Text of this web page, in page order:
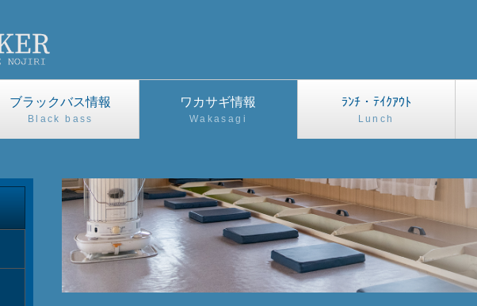
ブラックバス情報
Black bass
ワカサギ情報
Wakasagi
ﾗﾝﾁ・ﾃｲｸｱｳﾄ
Lunch